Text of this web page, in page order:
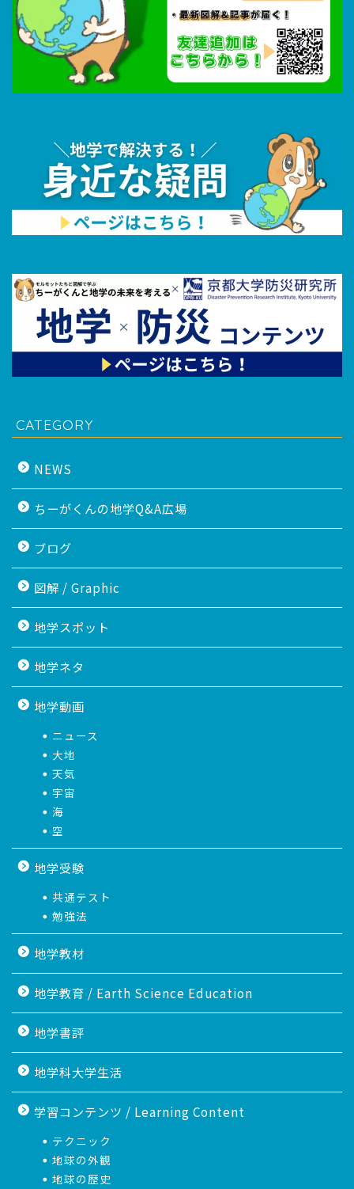
CATEGORY
NEWS
ちーがくんの地学Q&A広場
ブログ
図解 / Graphic
地学スポット
地学ネタ
地学動画
ニュース
大地
天気
宇宙
海
空
地学受験
共通テスト
勉強法
地学教材
地学教育 / Earth Science Education
地学書評
地学科大学生活
学習コンテンツ / Learning Content
テクニック
地球の外観
地球の歴史